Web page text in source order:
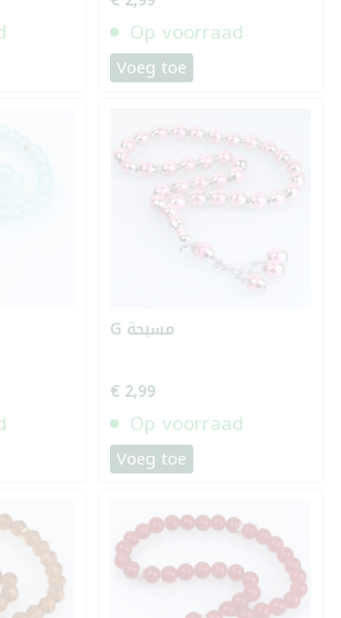
Op voorraad
Voeg toe
G مسبحة
€ 2,99
Op voorraad
Voeg toe